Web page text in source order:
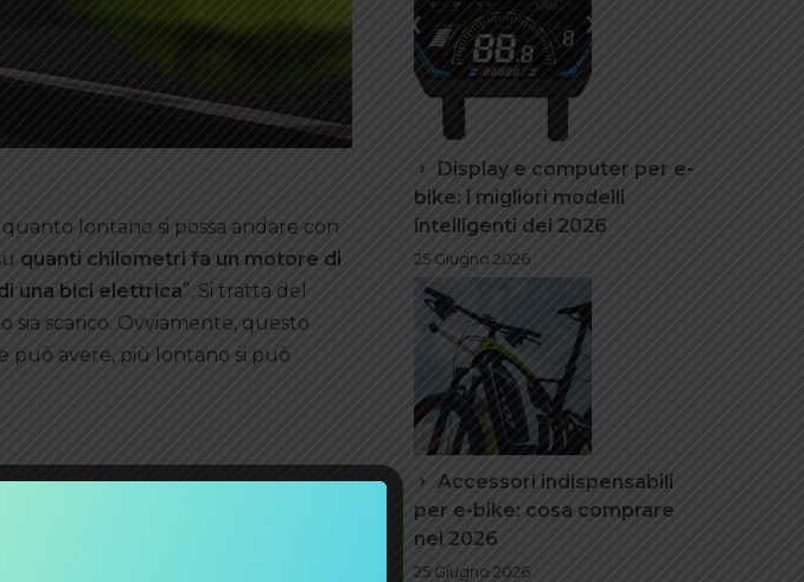
lontano si possa andare con
quanti chilometri fa un motore di
una bici elettrica”. Si tratta del
sia scarico. Ovviamente, questo
può avere, più lontano si può
vento calmo, superficie stradale
della bici elettrica sarà
Display e computer per e-
bike: i migliori modelli
intelligenti del 2026
25 Giugno 2026
Accessori indispensabili
per e-bike: cosa comprare
nel 2026
25 Giugno 2026